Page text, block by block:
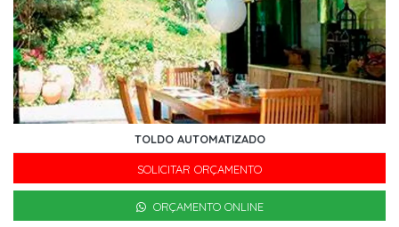
TOLDO AUTOMATIZADO
SOLICITAR ORÇAMENTO
ORÇAMENTO ONLINE